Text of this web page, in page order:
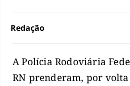
Redação
A Polícia Rodoviária
RN prenderam, por